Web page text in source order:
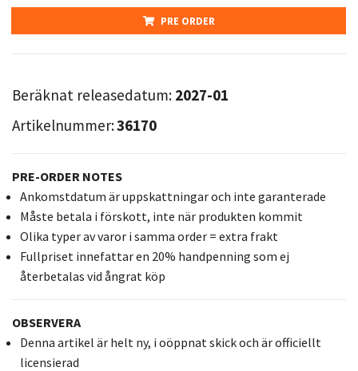
PRE ORDER
Beräknat releasedatum: 2027-01
Artikelnummer:36170
PRE-ORDER NOTES
Ankomstdatum är uppskattningar och inte garanterade
Måste betala i förskott, inte när produkten kommit
Olika typer av varor i samma order = extra frakt
Fullpriset innefattar en 20% handpenning som ej
återbetalas vid ångrat köp
OBSERVERA
Denna artikel är helt ny, i oöppnat skick och är officiellt
licensierad